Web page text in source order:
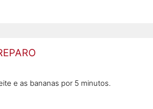
e as bananas por 5 minutos.